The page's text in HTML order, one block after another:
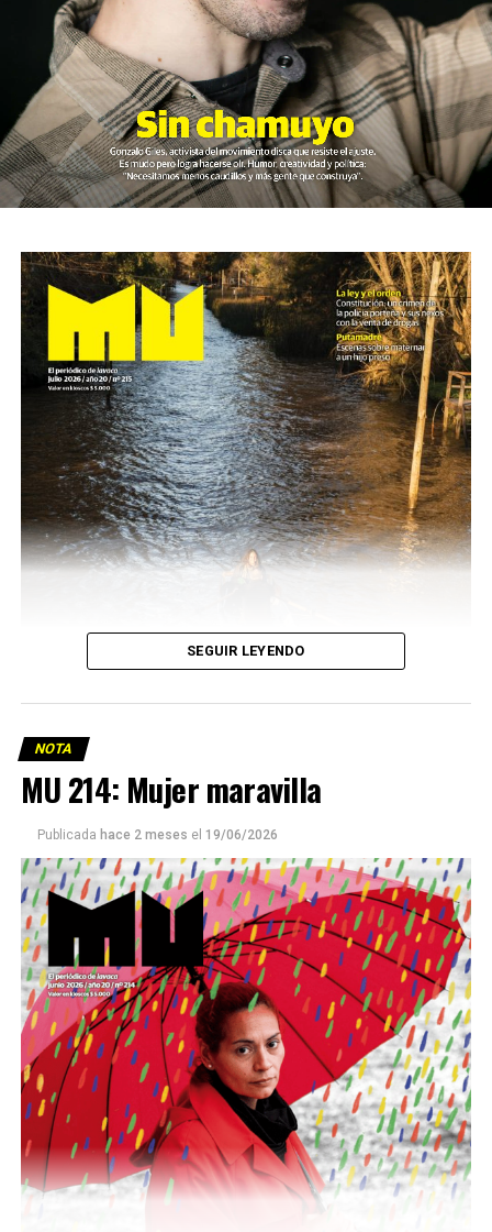
Este número 215 de MU ☝️viene con doble tapa, que
podría ser una frase:
Sin chamuyo, a remarla.
Descargar la Mu en PDF
SEGUIR LEYENDO
NOTA
MU 214: Mujer maravilla
Publicada hace 2 meses el 19/06/2026